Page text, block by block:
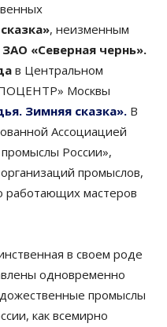
, неизменным
ЗАО «Северная чернь».
в Центральном
Москвы
Зимняя сказка». В
Ассоциацией
России»,
промыслов,
работающих мастеров
в своем роде
одновременно
промыслы
как всемирно